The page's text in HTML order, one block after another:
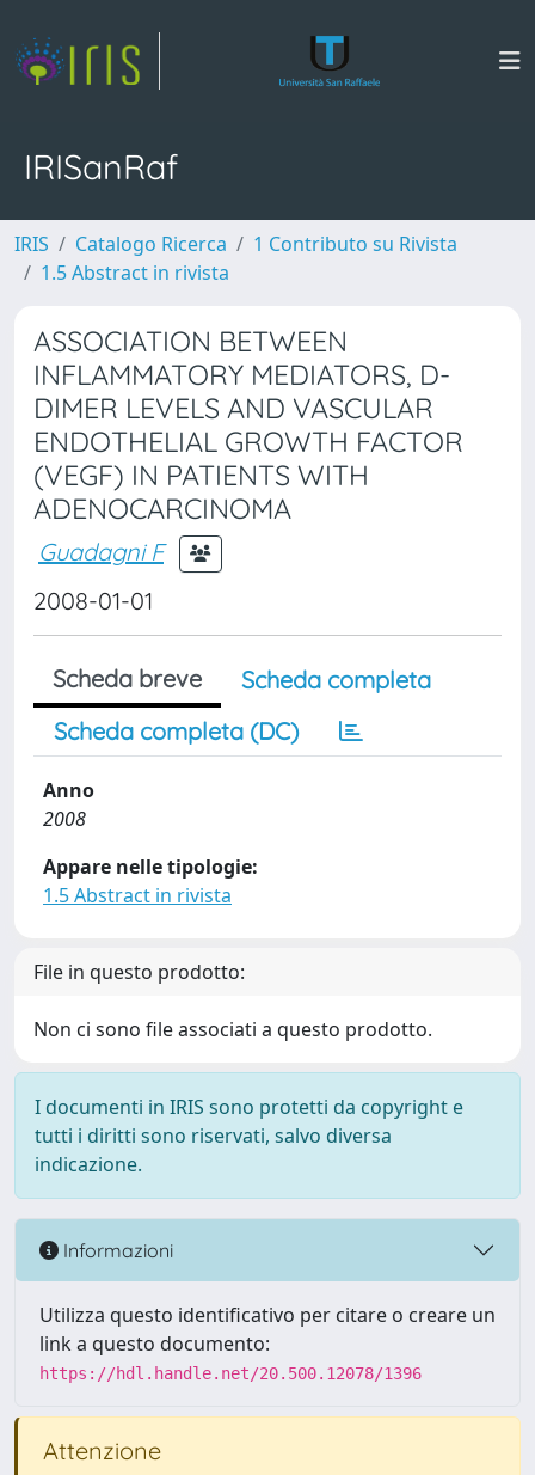
IRISanRaf
IRIS Catalogo Ricerca
1 Contributo su Rivista
1.5 Abstract in rivista
ASSOCIATION BETWEEN
INFLAMMATORY MEDIATORS, D-
DIMER LEVELS AND VASCULAR
ENDOTHELIAL GROWTH FACTOR
(VEGF) IN PATIENTS WITH
ADENOCARCINOMA
Guadagni F
2008-01-01
Scheda breve
Scheda completa
Scheda completa (DC)
Anno
2008
Appare nelle tipologie:
1.5 Abstract in rivista
File in questo prodotto:
Non ci sono file associati a questo prodotto.
I documenti in IRIS sono protetti da copyright e
tutti i diritti sono riservati, salvo diversa
indicazione.
Informazioni
Utilizza questo identificativo per citare o creare un
link a questo documento:
https://hdl.handle.net/20.500.12078/1396
Attenzione